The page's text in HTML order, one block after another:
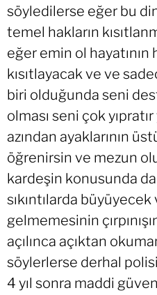
söyledilerse eğer bu
temel hakların
eğer emin ol hayatının
kısıtlayacak ve ve
biri olduğunda seni
olması seni çok
azından ayaklarının
öğrenirsin ve mezun
kardeşin konusunda
sıkıntılarda
gelmemesinin
açılınca açıktan
söylerlerse derhal polisi
4 yıl sonra maddi